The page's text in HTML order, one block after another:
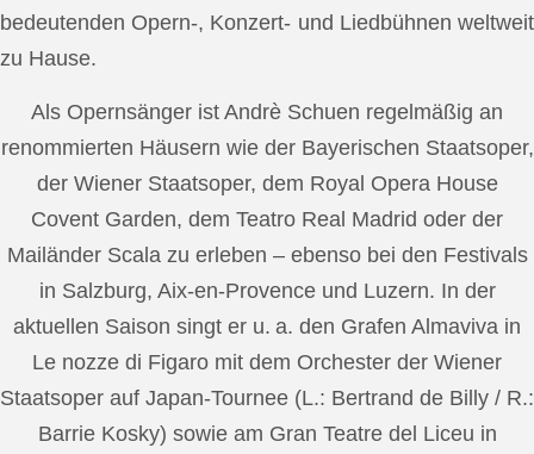
bedeutenden Opern-, Konzert- und Liedbühnen weltweit
zu Hause.
Als Opernsänger ist Andrè Schuen regelmäßig an
renommierten Häusern wie der Bayerischen Staatsoper,
der Wiener Staatsoper, dem Royal Opera House
Covent Garden, dem Teatro Real Madrid oder der
Mailänder Scala zu erleben – ebenso bei den Festivals
in Salzburg, Aix-en-Provence und Luzern. In der
aktuellen Saison singt er u. a. den Grafen Almaviva in
Le nozze di Figaro mit dem Orchester der Wiener
Staatsoper auf Japan-Tournee (L.: Bertrand de Billy / R.:
Barrie Kosky) sowie am Gran Teatre del Liceu in